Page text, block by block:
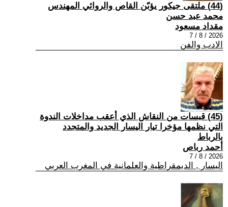
(44) ملتقى جيكور يؤبّن القاص والروائي المهندس
محمد عبد حسن
مقداد مسعود
2026 / 8 / 7
الادب والفن
(45) قبسات من النقاش الذي أعقب مداخلات الندوة
التي نظمها مؤخرا تيار اليسار الجديد والمتجدد
بالرباط
أحمد رباص
2026 / 8 / 7
اليسار , الديمقراطية والعلمانية في المغرب العربي